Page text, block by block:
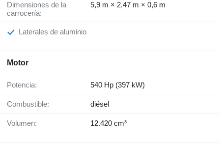
Dimensiones de la
carrocería:
5,9 m × 2,47 m × 0,6 m
Laterales de aluminio
Motor
Potencia: 540 Hp (397 kW)
Combustible: diésel
Volumen: 12.420 cm³